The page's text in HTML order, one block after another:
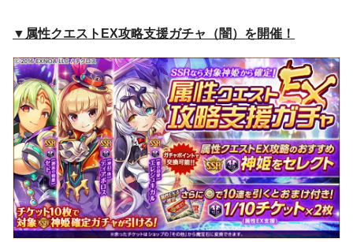
▼属性クエストEX攻略支援ガチャ（闇）を開催！